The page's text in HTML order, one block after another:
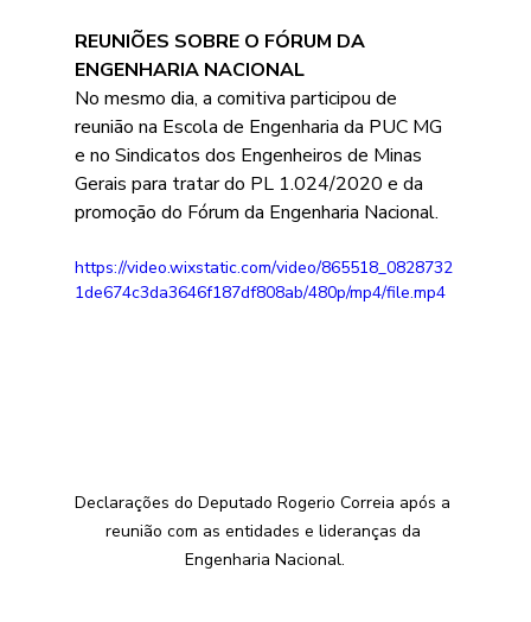
REUNIÕES SOBRE O FÓRUM DA
ENGENHARIA NACIONAL
No mesmo dia, a comitiva participou de
reunião na Escola de Engenharia da PUC MG
e no Sindicatos dos Engenheiros de Minas
Gerais para tratar do PL 1.024/2020 e da
promoção do Fórum da Engenharia Nacional.
https://video.wixstatic.com/video/865518_0828732
1de674c3da3646f187df808ab/480p/mp4/file.mp4
Declarações do Deputado Rogerio Correia após a
reunião com as entidades e lideranças da
Engenharia Nacional.